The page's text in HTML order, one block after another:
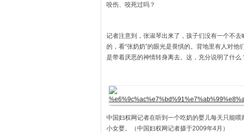
咬伤、咬死过吗？
记者注意到，张淑琴出来了，孩子们没有一个不去
的，看“张奶奶”的眼光是畏惧的。背地里有人对他
是带着厌恶的神情转身离去。这，充分说明了什么
中国妇权网记者在听到一个吃奶的婴儿每天只能
小女婴。（中国妇权网记者摄于2009年4月）